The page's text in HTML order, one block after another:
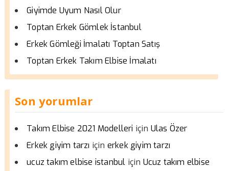
Giyimde Uyum Nasıl Olur
Toptan Erkek Gömlek İstanbul
Erkek Gömleği İmalatı Toptan Satış
Toptan Erkek Takım Elbise İmalatı
Son yorumlar
Takım Elbise 2021 Modelleri için Ulas Özer
Erkek giyim tarzı için erkek giyim tarzı
ucuz takım elbise istanbul için Ucuz takım elbise